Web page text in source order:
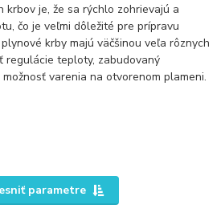
krbov je, že sa rýchlo zohrievajú a
čo je veľmi dôležité pre prípravu
krby majú väčšinou veľa rôznych
regulácie teploty, zabudovaný
varenia na otvorenom plameni.
parametre